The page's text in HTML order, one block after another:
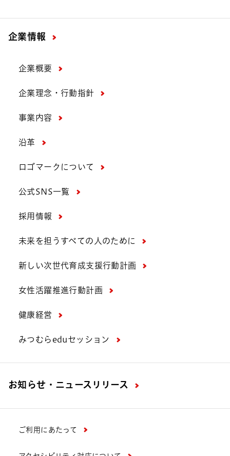
企業情報
企業概要
企業理念・行動指針
事業内容
沿革
ロゴマークについて
公式SNS一覧
採用情報
未来を担うすべての人のために
新しい次世代育成支援行動計画
女性活躍推進行動計画
健康経営
みつむらeduセッション
お知らせ・ニュースリリース
ご利用にあたって